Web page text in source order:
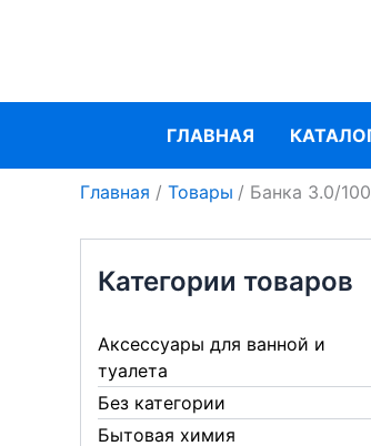
ГЛАВНАЯ
Главная Товары Банка 3.0/
Категории товаров
Аксессуары для ванной и
туалета
Без категории
Бытовая химия